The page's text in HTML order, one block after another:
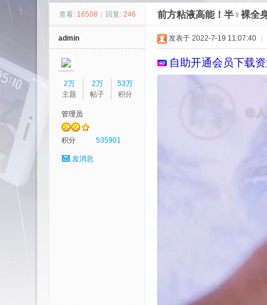
查看: 16508 回复: 246 前方粘液高能！半♀裸全
admin
2万
主题
2万
帖子
53万
积分
管理员
积分 535901
发消息
发表于 2022-7-19 11:07:40
自助开通会员下载